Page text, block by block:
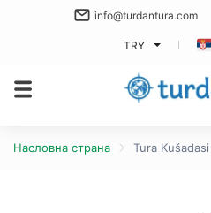
info@turdantura.com
TRY
Насловна страна Tura